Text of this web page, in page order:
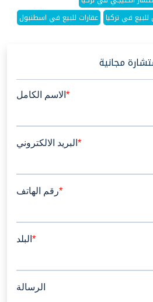
في تركيا عقارات للبيع في اسطنبول
مجانية